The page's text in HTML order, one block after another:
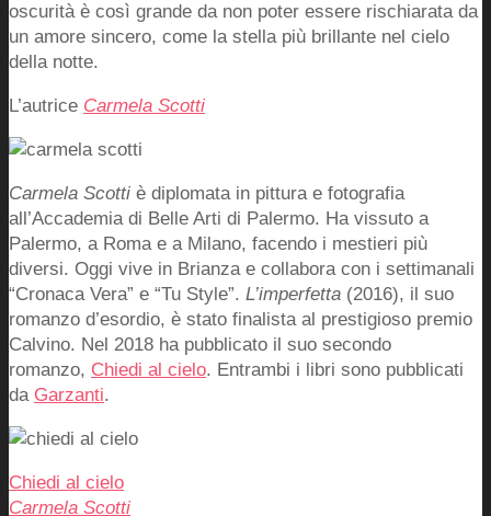
oscurità è così grande da non poter essere rischiarata da
un amore sincero, come la stella più brillante nel cielo
della notte.
L’autrice Carmela Scotti
Carmela Scotti è diplomata in pittura e fotografia
all’Accademia di Belle Arti di Palermo. Ha vissuto a
Palermo, a Roma e a Milano, facendo i mestieri più
diversi. Oggi vive in Brianza e collabora con i settimanali
“Cronaca Vera” e “Tu Style”. L’imperfetta (2016), il suo
romanzo d’esordio, è stato finalista al prestigioso premio
Calvino. Nel 2018 ha pubblicato il suo secondo
romanzo, Chiedi al cielo. Entrambi i libri sono pubblicati
da Garzanti.
Chiedi al cielo
Carmela Scotti